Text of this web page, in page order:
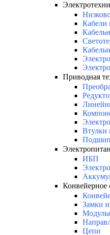
Кабели
Приводная
Втулки
ИБП
Конвейерное
Замки
Цепи